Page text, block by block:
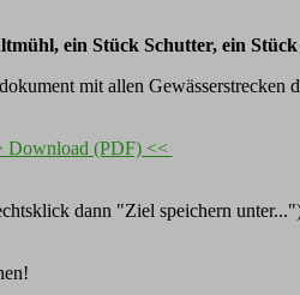
ein Stück Schutter, ein
mit allen Gewässerstrecken
Download (PDF) <<
dann "Ziel speichern